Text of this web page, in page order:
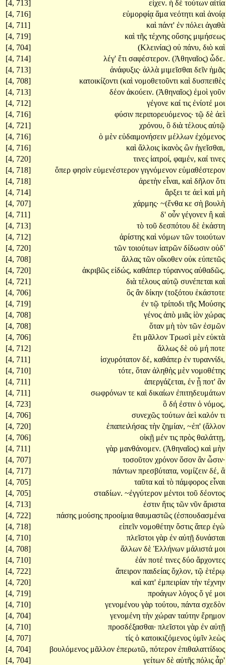
[4, 713] εἶχεν. ἡ δὲ τούτων αἰτία
[4, 716]
εὐμορφίᾳ ἅμα νεότητι καὶ ἀνοίᾳ
[4, 711]
καὶ πάντ' ἐν πόλει ἀγαθὰ
[4, 719]
καὶ τῆς τέχνης οὔσης μιμήσεως
[4, 704]
(Κλεινίας) οὐ πάνυ, διὸ καὶ
[4, 714]
λέγ' ἔτι σαφέστερον. (Ἀθηναῖος) ὧδε.
[4, 713]
ἀνάφυξις· ἀλλὰ μιμεῖσθαι δεῖν ἡμᾶς
[4, 708]
κατοικίζοντι (καὶ νομοθετοῦντι καὶ δυσπειθὲς
[4, 713]
δέον ἀκούειν. (Ἀθηναῖος) ἐμοὶ γοῦν
[4, 712]
γέγονε καί τις ἐνίοτέ μοι
[4, 716]
φύσιν περιπορευόμενος· τῷ δὲ ἀεὶ
[4, 721]
χρόνου, ὃ διὰ τέλους αὐτῷ
[4, 716]
ὁ μὲν εὐδαιμονήσειν μέλλων ἐχόμενος
[4, 716]
καὶ ἄλλοις ἱκανὸς ὢν ἡγεῖσθαι,
[4, 720]
τινες ἰατροί, φαμέν, καί τινες
[4, 718]
ὅπερ φησὶν εὐμενέστερον γιγνόμενον εὐμαθέστερον
[4, 718]
ἀρετὴν εἶναι, καὶ δῆλον ὅτι
[4, 714]
ἄρξει τε ἀεὶ καὶ μὴ
[4, 707]
χάρμης· ~(ἔνθα κε σὴ βουλὴ
[4, 711]
δ' οὖν γέγονεν ἢ καὶ
[4, 713]
τὸ τοῦ δεσπότου δὲ ἑκάστη
[4, 712]
ἀρίστης καὶ νόμων τῶν τοιούτων
[4, 720]
τῶν τοιούτων ἰατρῶν δίδωσιν οὐδ'
[4, 708]
ἄλλας τῶν οἴκοθεν οὐκ εὐπετῶς
[4, 720]
ἀκριβῶς εἰδώς, καθάπερ τύραννος αὐθαδῶς,
[4, 721]
διὰ τέλους αὐτῷ συνέπεται καὶ
[4, 706]
ὃς ἂν δίκην (τοξότου ἑκάστοτε
[4, 719]
ἐν τῷ τρίποδι τῆς Μούσης
[4, 708]
γένος ἀπὸ μιᾶς ἰὸν χώρας
[4, 708]
ὅταν μὴ τὸν τῶν ἐσμῶν
[4, 706]
ἔτι μᾶλλον Τρωσὶ μὲν εὐκτὰ
[4, 712]
ἄλλως δὲ οὐ μή ποτε
[4, 711]
ἰσχυρότατον δέ, καθάπερ ἐν τυραννίδι,
[4, 710]
τότε, ὅταν ἀληθὴς μὲν νομοθέτης
[4, 711]
ἀπεργάζεται, ἐν ᾗ ποτ' ἂν
[4, 711]
σωφρόνων τε καὶ δικαίων ἐπιτηδευμάτων
[4, 723]
ὃ δή ἐστιν ὁ νόμος,
[4, 706]
συνεχῶς τούτων ἀεὶ καλόν τι
[4, 720]
ἐπαπειλήσας τὴν ζημίαν, ~ἐπ' (ἄλλον
[4, 706]
οἰκῇ μέν τις πρὸς θαλάττῃ,
[4, 711]
γὰρ μανθάνομεν. (Ἀθηναῖος) καὶ μὴν
[4, 707]
τοσοῦτον χρόνον ὅσον ἂν ὦσιν·
[4, 717]
πάντων πρεσβύτατα, νομίζειν δέ, ἃ
[4, 705]
ταῦτα καὶ τὸ πάμφορος εἶναι
[4, 705]
σταδίων. ~ἐγγύτερον μέντοι τοῦ δέοντος
[4, 713]
ἐστιν ἥτις τῶν νῦν ἄριστα
[4, 722]
πάσης μούσης προοίμια θαυμαστῶς (ἐσπουδασμένα
[4, 718]
εἰπεῖν νομοθέτην ὅστις ἅπερ ἐγὼ
[4, 710]
πλεῖστοι γὰρ ἐν αὐτῇ δυνάσται
[4, 708]
ἄλλων δὲ Ἑλλήνων μάλιστά μοι
[4, 710]
ἐάν ποτέ τινες δύο ἄρχοντες
[4, 722]
ἄπειρον παιδείας ὄχλον, τῷ ἑτέρῳ
[4, 720]
καὶ κατ' ἐμπειρίαν τὴν τέχνην
[4, 719]
προάγων λόγος ὅ γέ μοι
[4, 710]
γενομένου γὰρ τούτου, πάντα σχεδὸν
[4, 704]
γενομένη τὴν χώραν ταύτην ἔρημον
[4, 710]
προσδέξασθαι· πλεῖστοι γὰρ ἐν αὐτῇ
[4, 707]
τίς ὁ κατοικιζόμενος ὑμῖν λεὼς
[4, 704]
βουλόμενος μᾶλλον ἐπερωτῶ, πότερον ἐπιθαλαττίδιος
[4, 704]
γείτων δὲ αὐτῆς πόλις ἆρ'